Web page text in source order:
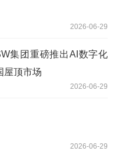
2026-06-29
集团重磅推出AI数字化
屋顶市场
2026-06-29
2026-06-29